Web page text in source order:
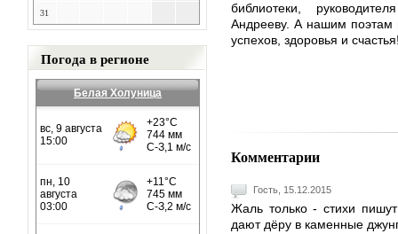
31
Погода в регионе
Белая Холуница
библиотеки,
Андрееву. А нашим поэтам
успехов, здоровья и
Комментарии
Гость, 15.12.2015
Жаль только - стихи
дают дёру в каменные